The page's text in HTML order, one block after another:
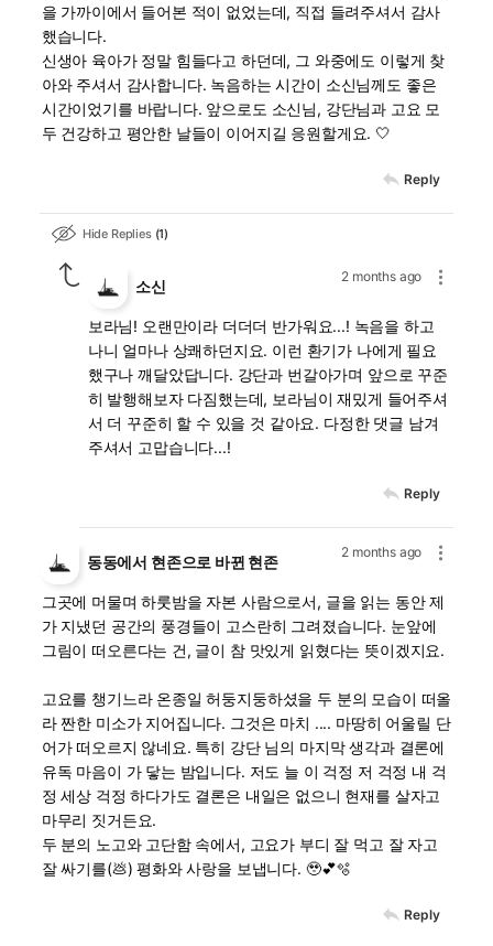
을 가까이에서 들어본 적이 없었는데, 직접 들려주셔서 감사
했습니다.
신생아 육아가 정말 힘들다고 하던데, 그 와중에도 이렇게 찾
아와 주셔서 감사합니다. 녹음하는 시간이 소신님께도 좋은
시간이었기를 바랍니다. 앞으로도 소신님, 강단님과 고요 모
두 건강하고 평안한 날들이 이어지길 응원할게요. 🤍
Reply
Hide Replies 1
2 months ago
소신
보라님! 오랜만이라 더더더 반가워요...! 녹음을 하고
나니 얼마나 상쾌하던지요. 이런 환기가 나에게 필요
했구나 깨달았답니다. 강단과 번갈아가며 앞으로 꾸준
히 발행해보자 다짐했는데, 보라님이 재밌게 들어주셔
서 더 꾸준히 할 수 있을 것 같아요. 다정한 댓글 남겨
주셔서 고맙습니다...!
Reply
2 months ago
동동에서 현존으로 바뀐 현존
그곳에 머물며 하룻밤을 자본 사람으로서, 글을 읽는 동안 제
가 지냈던 공간의 풍경들이 고스란히 그려졌습니다. 눈앞에
그림이 떠오른다는 건, 글이 참 맛있게 읽혔다는 뜻이겠지요.
고요를 챙기느라 온종일 허둥지둥하셨을 두 분의 모습이 떠올
라 짠한 미소가 지어집니다. 그것은 마치 .... 마땅히 어울릴 단
어가 떠오르지 않네요. 특히 강단 님의 마지막 생각과 결론에
유독 마음이 가 닿는 밤입니다. 저도 늘 이 걱정 저 걱정 내 걱
정 세상 걱정 하다가도 결론은 내일은 없으니 현재를 살자고
마무리 짓거든요.
두 분의 노고와 고단함 속에서, 고요가 부디 잘 먹고 잘 자고
잘 싸기를(💩) 평화와 사랑을 보냅니다. 🥹💕🫧
Reply